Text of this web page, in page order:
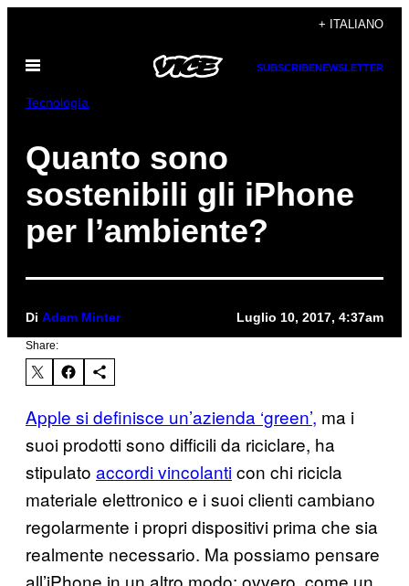
contenuto
+ ITALIANO
Apri
SUBSCRIBENEWSLETTER
Tecnología
Quanto sono
sostenibili gli iPhone
per l’ambiente?
Di Adam Minter Luglio 10, 2017, 4:37am
Share:
Apple si definisce un’azienda ‘green’, ma i
suoi prodotti sono difficili da riciclare, ha
stipulato accordi vincolanticon chi ricicla
materiale elettronico e i suoi clienti cambiano
regolarmente i propri dispositivi prima che sia
realmente necessario. Ma possiamo pensare
all’iPhone in un altro modo: ovvero, come un